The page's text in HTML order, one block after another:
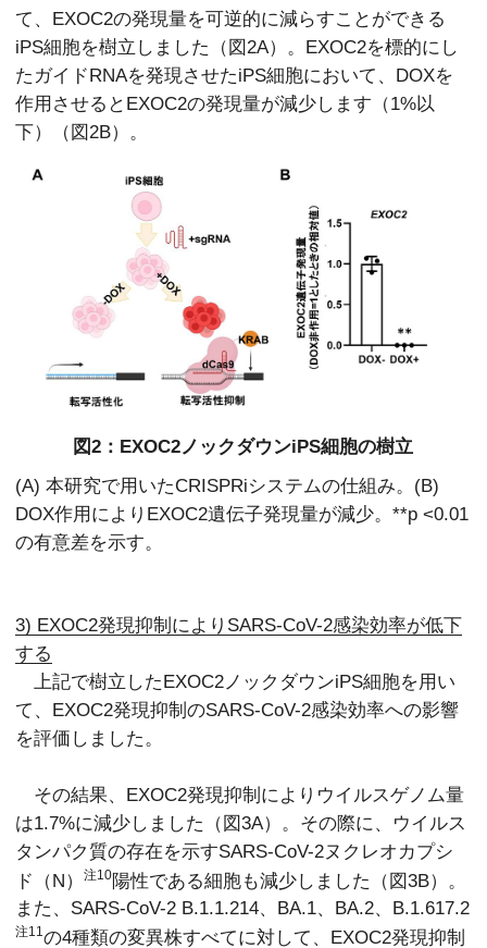
て、EXOC2の発現量を可逆的に減らすことができる
iPS細胞を樹立しました（図2A）。EXOC2を標的にし
たガイドRNAを発現させたiPS細胞において、DOXを
作用させるとEXOC2の発現量が減少します（1%以
下）（図2B）。
図2：EXOC2ノックダウンiPS細胞の樹立
(A) 本研究で用いたCRISPRiシステムの仕組み。(B)
DOX作用によりEXOC2遺伝子発現量が減少。**p <0.01
の有意差を示す。
3) EXOC2発現抑制によりSARS-CoV-2感染効率が低下
する
上記で樹立したEXOC2ノックダウンiPS細胞を用い
て、EXOC2発現抑制のSARS-CoV-2感染効率への影響
を評価しました。
その結果、EXOC2発現抑制によりウイルスゲノム量
は1.7%に減少しました（図3A）。その際に、ウイルス
タンパク質の存在を示すSARS-CoV-2ヌクレオカプシ
ド（N）注10陽性である細胞も減少しました（図3B）。
また、SARS-CoV-2 B.1.1.214、BA.1、BA.2、B.1.617.2
注11 の4種類の変異株すべてに対して、EXOC2発現抑制